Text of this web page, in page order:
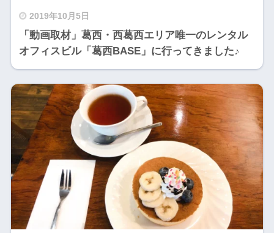
2019年10月5日
「動画取材」葛西・西葛西エリア唯一のレンタル
オフィスビル「葛西BASE」に行ってきました♪